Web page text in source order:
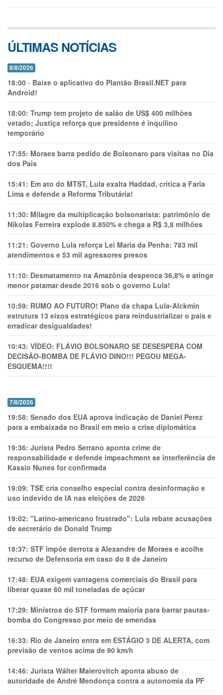
ÚLTIMAS NOTÍCIAS
8/8/2026
18:00 - Baixe o aplicativo do Plantão Brasil.NET para
Android!
18:00: Trump tem projeto de salão de US$ 400 milhões
vetado; Justiça reforça que presidente é inquilino
temporário
17:55: Moraes barra pedido de Bolsonaro para visitas no Dia
dos Pais
15:41: Em ato do MTST, Lula exalta Haddad, critica a Faria
Lima e defende a Reforma Tributária!
11:30: Milagre da multiplicação bolsonarista: patrimônio de
Nikolas Ferreira explode 8.850% e chega a R$ 3,8 milhões
11:21: Governo Lula reforça Lei Maria da Penha: 783 mil
atendimentos e 53 mil agressores presos
11:10: Desmatamento na Amazônia despenca 36,8% e atinge
menor patamar desde 2016 sob o governo Lula!
10:59: RUMO AO FUTURO! Plano da chapa Lula-Alckmin
estrutura 13 eixos estratégicos para reindustrializar o país e
erradicar desigualdades!
10:43: VÍDEO: FLÁVIO BOLSONARO SE DESESPERA COM
DECISÃO-BOMBA DE FLÁVIO DINO!!! PEGOU MEGA-
ESQUEMA!!!!
7/8/2026
19:58: Senado dos EUA aprova indicação de Daniel Perez
para a embaixada no Brasil em meio a crise diplomática
19:36: Jurista Pedro Serrano aponta crime de
responsabilidade e defende impeachment se interferência de
Kassio Nunes for confirmada
19:09: TSE cria conselho especial contra desinformação e
uso indevido de IA nas eleições de 2026
19:02: "Latino-americano frustrado": Lula rebate acusações
de secretário de Donald Trump
18:37: STF impõe derrota a Alexandre de Moraes e acolhe
recurso de Defensoria em caso do 8 de Janeiro
17:48: EUA exigem vantagens comerciais do Brasil para
liberar quase 60 mil toneladas de açúcar
17:29: Ministros do STF formam maioria para barrar pautas-
bomba do Congresso por meio de emendas
16:33: Rio de Janeiro entra em ESTÁGIO 3 DE ALERTA, com
previsão de ventos acima de 90 km/h
14:46: Jurista Wálter Maierovitch aponta abuso de
autoridade de André Mendonça contra a autonomia da PF